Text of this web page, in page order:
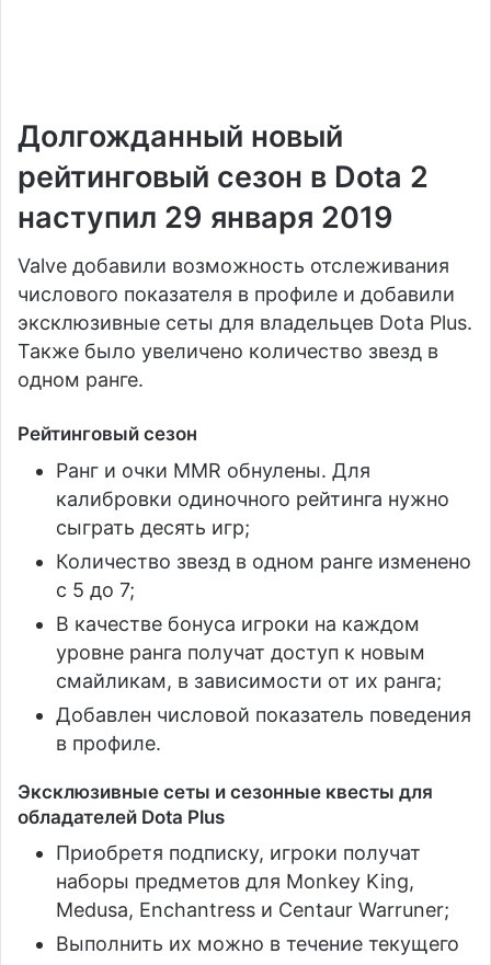
Долгожданный новый
рейтинговый сезон в Dota 2
наступил 29 января 2019
Valve добавили возможность отслеживания
числового показателя в профиле и добавили
эксклюзивные сеты для владельцев Dota Plus.
Также было увеличено количество звезд в
одном ранге.
Рейтинговый сезон
Ранг и очки MMR обнулены. Для
калибровки одиночного рейтинга нужно
сыграть десять игр;
Количество звезд в одном ранге изменено
с 5 до 7;
В качестве бонуса игроки на каждом
уровне ранга получат доступ к новым
смайликам, в зависимости от их ранга;
Добавлен числовой показатель поведения
в профиле.
Эксклюзивные сеты и сезонные квесты для
обладателей Dota Plus
Приобретя подписку, игроки получат
наборы предметов для Monkey King,
Medusa, Enchantress и Centaur Warruner;
Выполнить их можно в течение текущего